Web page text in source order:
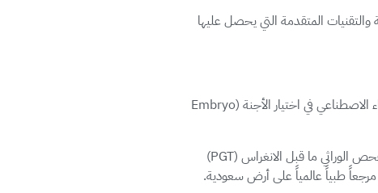
المتقدمة التي يحصل عليها
في عام 2026، تستمر مراكز د. سمير عباس في قيادة القافلة التقنية. نحن نطبق في مراكز د. سمير عباس تقنيات الذكاء الاصطناعي في اختيار الأجنة (Embryo
كما تبرز تقنيات أطفال الأنابيب الحديثة في مراكز د. سمير عباس من خلال وحدة الوراثة المتقدمة، حيث يتم إجراء الفحص الوراثي ما قبل الانغراس (PGT)
طبياً عالمياً على أرض سعودية.